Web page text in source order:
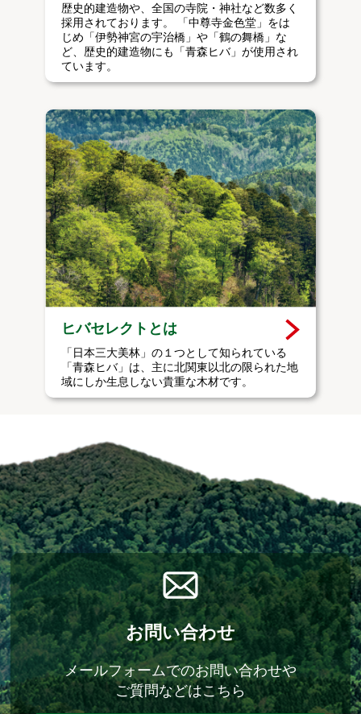
歴史的建造物や、全国の寺院・神社など数多く
採用されております。 「中尊寺金色堂」をは
じめ「伊勢神宮の宇治橋」や「鶴の舞橋」な
ど、歴史的建造物にも「青森ヒバ」が使用され
ています。
ヒバセレクトとは
「日本三大美林」の１つとして知られている
「青森ヒバ」は、主に北関東以北の限られた地
域にしか生息しない貴重な木材です。
お問い合わせ
メールフォームでのお問い合わせや
ご質問などはこちら